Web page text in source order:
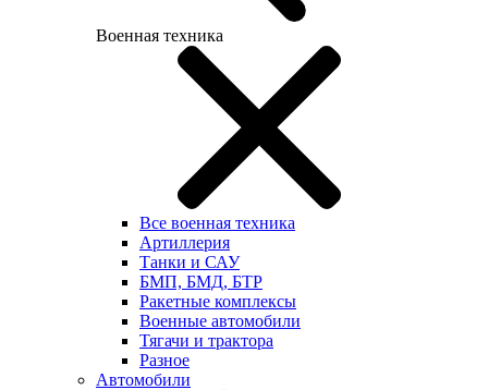
Военная техника
Все военная техника
Артиллерия
Танки и САУ
БМП, БМД, БТР
Ракетные комплексы
Военные автомобили
Тягачи и трактора
Разное
Автомобили